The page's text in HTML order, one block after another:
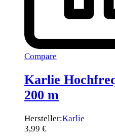
Compare
Karlie
200 m
Hersteller:Karlie
3,99 €